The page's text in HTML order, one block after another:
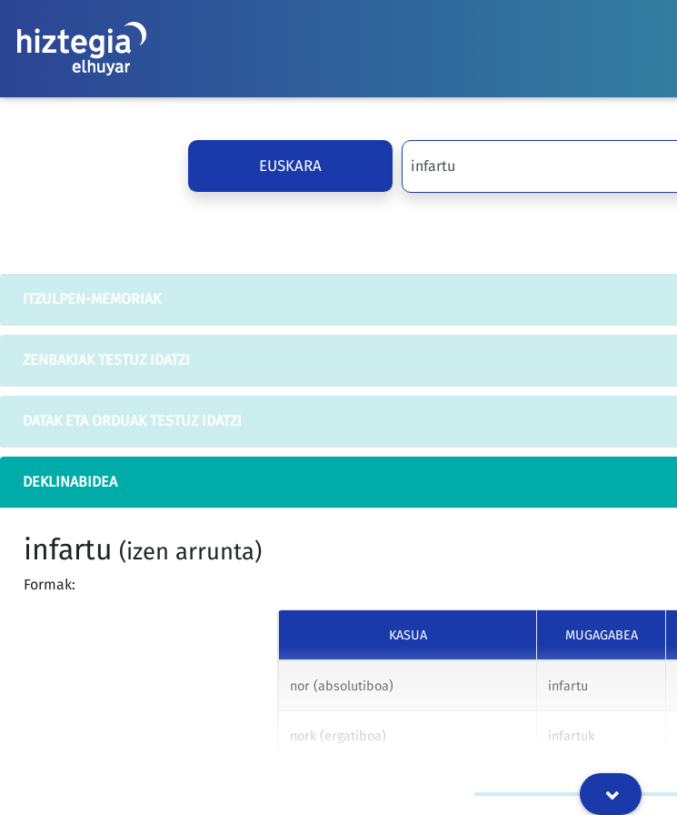
EUSKARA
ITZULPEN-MEMORIAK
ZENBAKIAK TESTUZ IDATZI
DATAK ETA ORDUAK TESTUZ IDATZI
DEKLINABIDEA
infartu (izen arrunta)
Formak:
KASUA MUGAGABEA
nor (absolutiboa) infartu
nork (ergatiboa) infartuk
infarturi